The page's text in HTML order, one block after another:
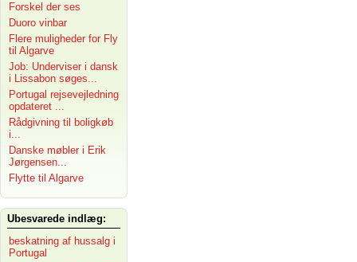
Forskel der ses
Duoro vinbar
Flere muligheder for Fly
til Algarve
Job: Underviser i dansk
i Lissabon søges...
Portugal rejsevejledning
opdateret ...
Rådgivning til boligkøb
i...
Danske møbler i Erik
Jørgensen...
Flytte til Algarve
Ubesvarede indlæg:
beskatning af hussalg i
Portugal